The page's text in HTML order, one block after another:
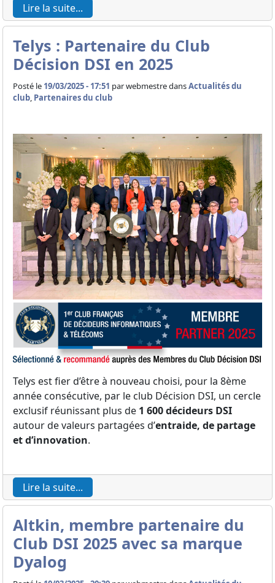
Lire la suite...
Telys : Partenaire du Club
Décision DSI en 2025
Posté le 19/03/2025 - 17:51 parwebmestre dansActualités du
club, Partenaires du club
Telys est fier d’être à nouveau choisi, pour la 8ème
année consécutive, par le club Décision DSI, un cercle
exclusif réunissant plus de 1 600 décideurs DSI
autour de valeurs partagées d’entraide, de partage
et d’innovation.
Lire la suite...
Altkin, membre partenaire du
Club DSI 2025 avec sa marque
Dyalog